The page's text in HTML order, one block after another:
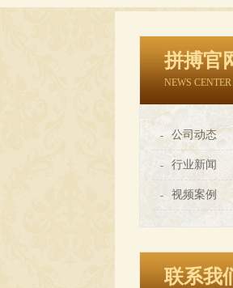
拼搏官
NEWS CENTER
- 公司动态
- 行业新闻
- 视频案例
联系我